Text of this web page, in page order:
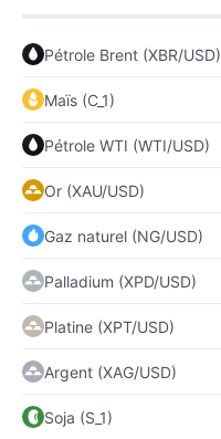
Pétrole Brent (XBR/USD)
Maïs (C_1)
Pétrole WTI (WTI/USD)
Or (XAU/USD)
Gaz naturel (NG/USD)
Palladium (XPD/USD)
Platine (XPT/USD)
Argent (XAG/USD)
Soja (S_1)